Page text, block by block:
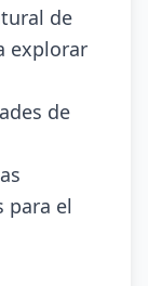
de
explorar
de
para el